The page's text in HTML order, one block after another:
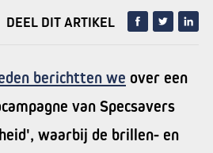
DEEL DIT ARTIKEL
berichtten we over een
van Specsavers
waarbij de brillen- en